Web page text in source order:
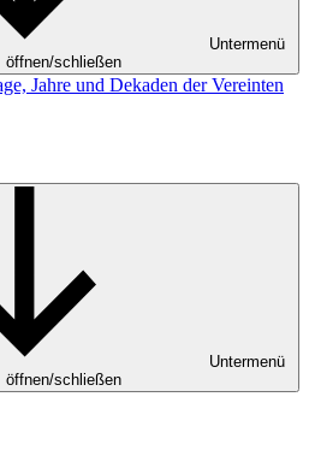
Untermenü
öffnen/schließen
Jahre und Dekaden der Vereinten
Untermenü
öffnen/schließen